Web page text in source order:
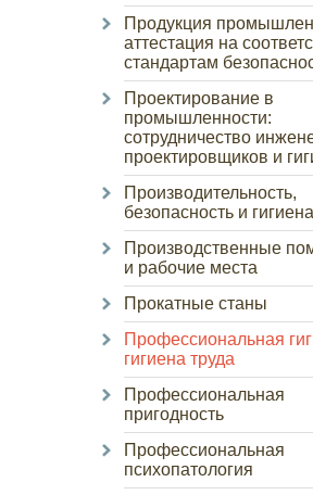
Продукция
аттестация на
стандартам
Проектирование в
промышленности:
сотрудничество
проектировщиков и
Производительность,
безопасность и
Производственные
и рабочие места
Прокатные станы
Профессиональная
гигиена труда
Профессиональная
пригодность
Профессиональная
психопатология